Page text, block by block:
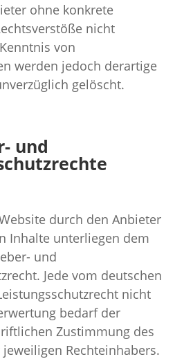
ohne konkrete
nicht
von
werden jedoch derartige
gelöscht.
und
durch den Anbieter
Inhalte unterliegen dem
und
Jede vom deutschen
nicht
bedarf der
Zustimmung des
Rechteinhabers.